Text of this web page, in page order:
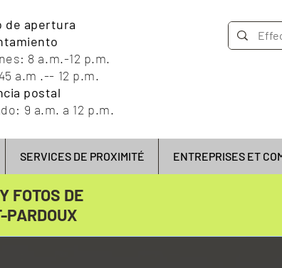
de apertura
8 a.m.-12 p.m.
a.m .-- 12 p.m.
postal
9 a.m. a 12 p.m.
FOTOS DE
PARDOUX
SERVICES DE PROXIMITÉ ENTREPRISES ET